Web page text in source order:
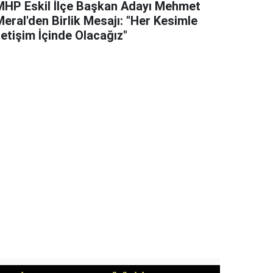
Eskil İlçe Başkan Adayı Mehmet
Birlik Mesajı: "Her Kesimle
İçinde Olacağız"